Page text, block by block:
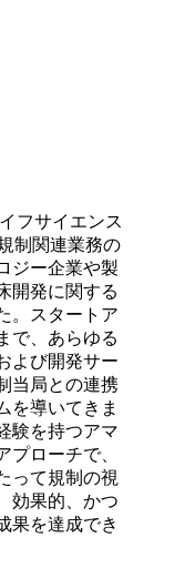
フサイエンス
制関連業務の
ジー企業や製
開発に関する
。スタートア
で、あらゆる
よび開発サー
当局との連携
を導いてきま
験を持つアマ
プローチで、
って規制の視
効果的、かつ
果を達成でき